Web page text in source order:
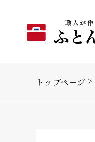
トップページ